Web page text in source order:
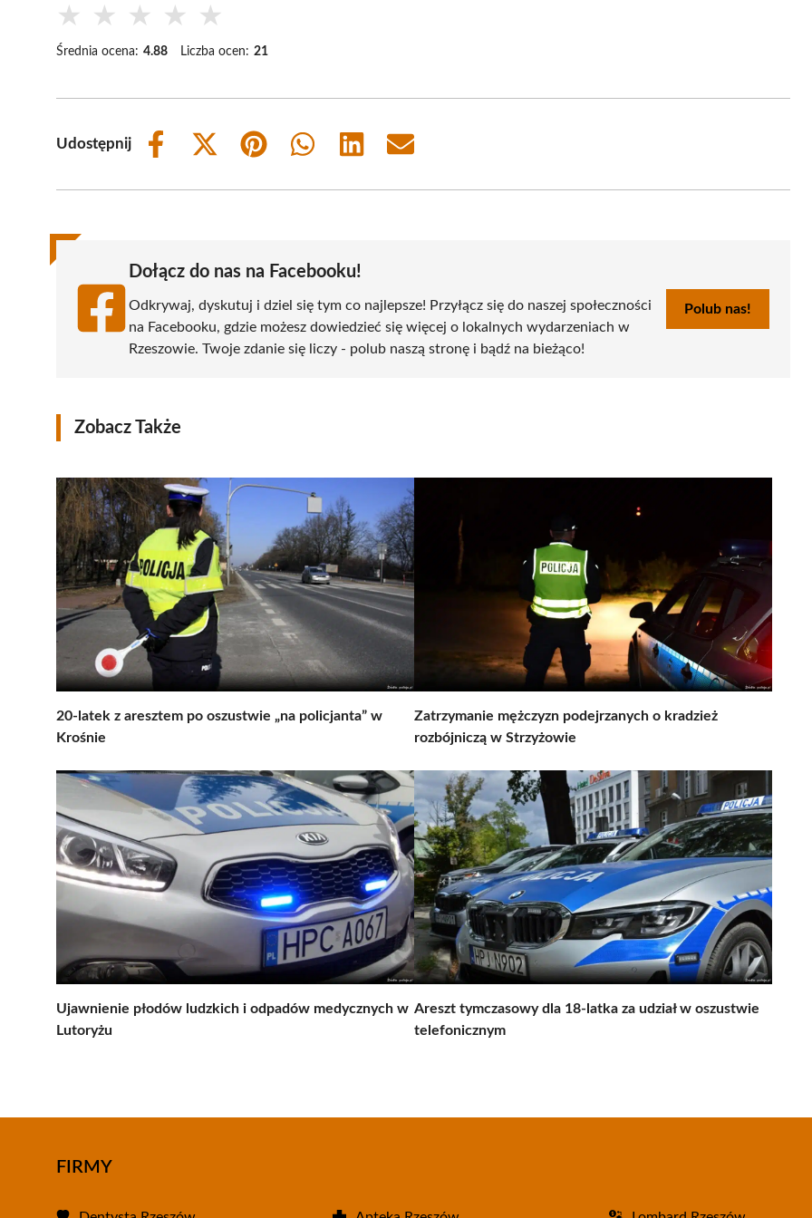
★ ★ ★ ★ ★
Średnia ocena: 4.88 Liczba ocen: 21
Udostępnij
Share
Share
(Twitter)
Share
Share
Share
Share
Dołącz do nas na Facebooku!
Odkrywaj, dyskutuj i dziel się tym co najlepsze! Przyłącz się do naszej społeczności
na Facebooku, gdzie możesz dowiedzieć się więcej o lokalnych wydarzeniach w
Rzeszowie. Twoje zdanie się liczy - polub naszą stronę i bądź na bieżąco!
Polub nas!
Zobacz Także
20-latek z aresztem po oszustwie „na policjanta” w
Krośnie
Zatrzymanie mężczyzn podejrzanych o kradzież
rozbójniczą w Strzyżowie
Ujawnienie płodów ludzkich i odpadów medycznych w
Lutoryżu
Areszt tymczasowy dla 18-latka za udział w oszustwie
telefonicznym
FIRMY